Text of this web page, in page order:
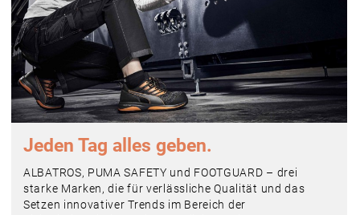
Jeden Tag alles geben.
ALBATROS, PUMA SAFETY und FOOTGUARD – drei
starke Marken, die für verlässliche Qualität und das
Setzen innovativer Trends im Bereich der